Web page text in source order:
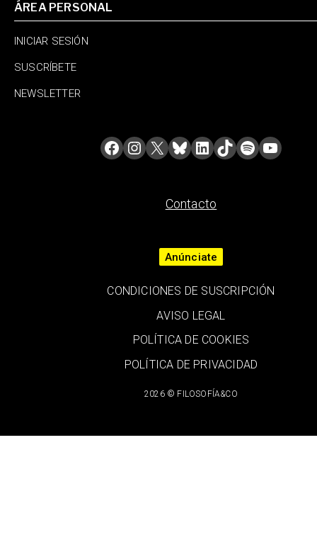
ÁREA PERSONAL
INICIAR SESIÓN
SUSCRÍBETE
NEWSLETTER
Contacto
2026 © FILOSOFÍA&CO
Anúnciate
CONDICIONES DE SUSCRIPCIÓN
AVISO LEGAL
POLÍTICA DE COOKIES
POLÍTICA DE PRIVACIDAD